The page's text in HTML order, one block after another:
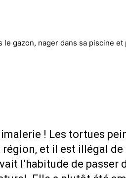
gazon, nager dans sa piscine
! Les tortues
et il est illégal de
l’habitude de passer